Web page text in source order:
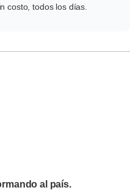
costo, todos los días.
al país.